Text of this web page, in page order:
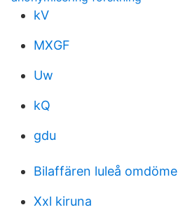
kV
MXGF
Uw
kQ
gdu
Bilaffären luleå omdöme
Xxl kiruna